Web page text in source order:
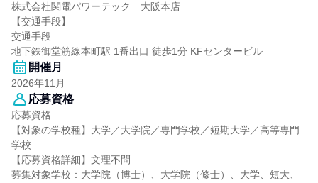
株式会社関電パワーテック 大阪本店
【交通手段】
交通手段
地下鉄御堂筋線本町駅 1番出口 徒歩1分 KFセンタービル
開催月
2026年11月
応募資格
応募資格
【対象の学校種】大学／大学院／専門学校／短期大学／高等専門
学校
【応募資格詳細】文理不問
募集対象学校：大学院（博士）、大学院（修士）、大学、短大、